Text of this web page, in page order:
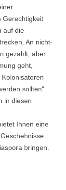
Gerechtigkeit
auf die
An nicht-
gezahlt, aber
geht,
sollten“.
in diesen
Ihnen eine
bringen.